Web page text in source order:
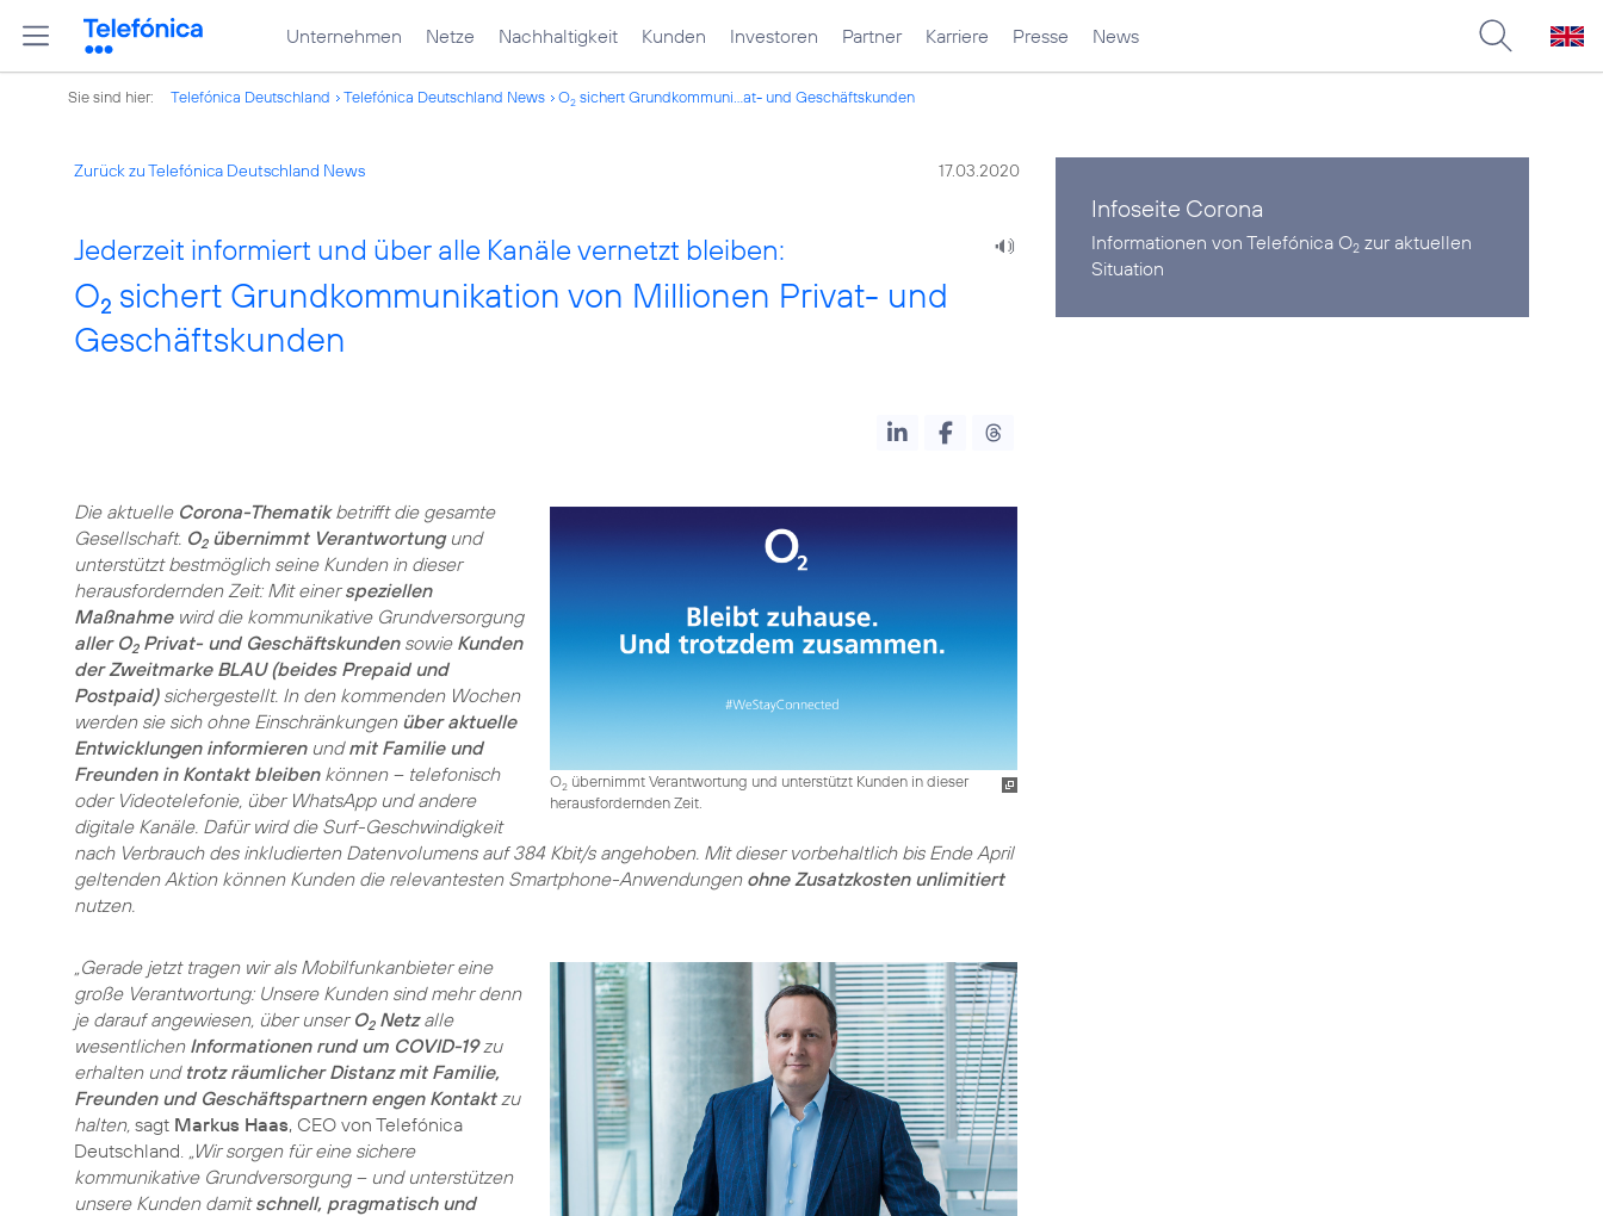
Unternehmen Netze Nachhaltigkeit Kunden Investoren Partner Karriere Presse News
Sie sind hier: Telefónica Deutschland Telefónica Deutschland News O2 sichert Grundkommuni...at- und Geschäftskunden
Zurück zu Telefónica Deutschland News 17.03.2020
Jederzeit informiert und über alle Kanäle vernetzt bleiben:
O2 sichert Grundkommunikation von Millionen Privat- und
Geschäftskunden
O2übernimmt Verantwortung und unterstützt Kunden in dieser
herausfordernden Zeit.
Die aktuelle Corona-Thematikbetrifft die gesamte
Gesellschaft. O2übernimmt Verantwortungund
unterstützt bestmöglich seine Kunden in dieser
herausfordernden Zeit: Mit einerspeziellen
Maßnahmewird die kommunikative Grundversorgung
aller O2Privat- und Geschäftskundensowie Kunden
der Zweitmarke BLAU (beides Prepaid und
Postpaid)sichergestellt. In den kommenden Wochen
werden sie sich ohne Einschränkungen über aktuelle
Entwicklungen informierenundmit Familie und
Freunden in Kontakt bleibenkönnen – telefonisch
oder Videotelefonie, über WhatsApp und andere
digitale Kanäle. Dafür wird die Surf-Geschwindigkeit
nach Verbrauch des inkludierten Datenvolumens auf 384 Kbit/s angehoben. Mit dieser vorbehaltlich bis Ende April
geltenden Aktion können Kunden die relevantesten Smartphone-Anwendungen ohne Zusatzkosten unlimitiert
nutzen.
„Gerade jetzt tragen wir als Mobilfunkanbieter eine
große Verantwortung: Unsere Kunden sind mehr denn
je darauf angewiesen, über unser O2Netzalle
wesentlichen Informationen rund um COVID-19zu
erhalten und trotz räumlicher Distanz mit Familie,
Freunden und Geschäftspartnern engen Kontaktzu
halten, sagt Markus Haas, CEO von Telefónica
Deutschland. „Wir sorgen für eine sichere
kommunikative Grundversorgung – und unterstützen
unsere Kunden damitschnell, pragmatisch und
Infoseite Corona
Informationen von Telefónica O2 zur aktuellen
Situation